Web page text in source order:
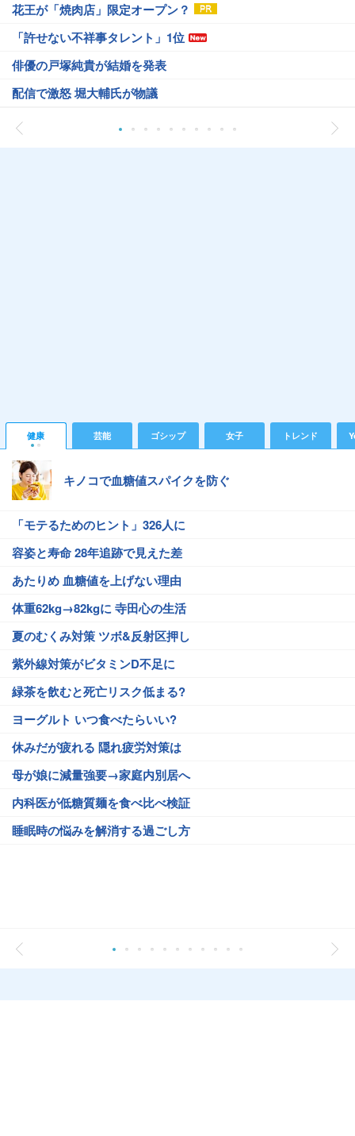
花王が「焼肉店」限定オープン？
「許せない不祥事タレント」1位
俳優の戸塚純貴が結婚を発表
配信で激怒 堀大輔氏が物議
健康 芸能 ゴシップ 女子 トレンド
キノコで血糖値スパイクを防ぐ
「モテるためのヒント」326人に
容姿と寿命 28年追跡で見えた差
あたりめ 血糖値を上げない理由
体重62kg→82kgに 寺田心の生活
夏のむくみ対策 ツボ&反射区押し
紫外線対策がビタミンD不足に
緑茶を飲むと死亡リスク低まる?
ヨーグルト いつ食べたらいい?
休みだが疲れる 隠れ疲労対策は
母が娘に減量強要→家庭内別居へ
内科医が低糖質麺を食べ比べ検証
睡眠時の悩みを解消する過ごし方